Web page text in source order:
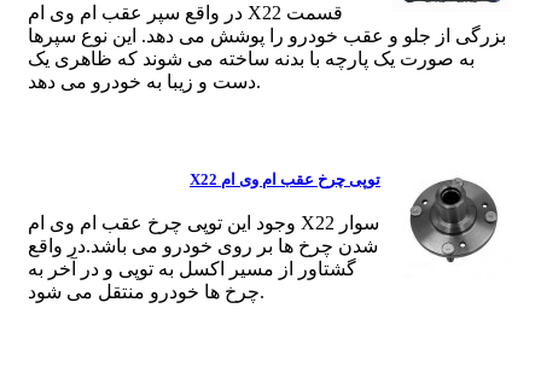
در واقع سپر عقب ام وی ام X22 قسمت
بزرگی از جلو و عقب خودرو را پوشش می دهد. این نوع سپرها
به صورت یک پارچه با بدنه ساخته می شوند که ظاهری یک
دست و زیبا به خودرو می دهد.
توپی چرخ عقب ام وی ام X22
وجود این توپی چرخ عقب ام وی ام X22 سوار
شدن چرخ ها بر روی خودرو می باشد.در واقع
گشتاور از مسیر اکسل به توپی و در آخر به
چرخ ها خودرو منتقل می شود.